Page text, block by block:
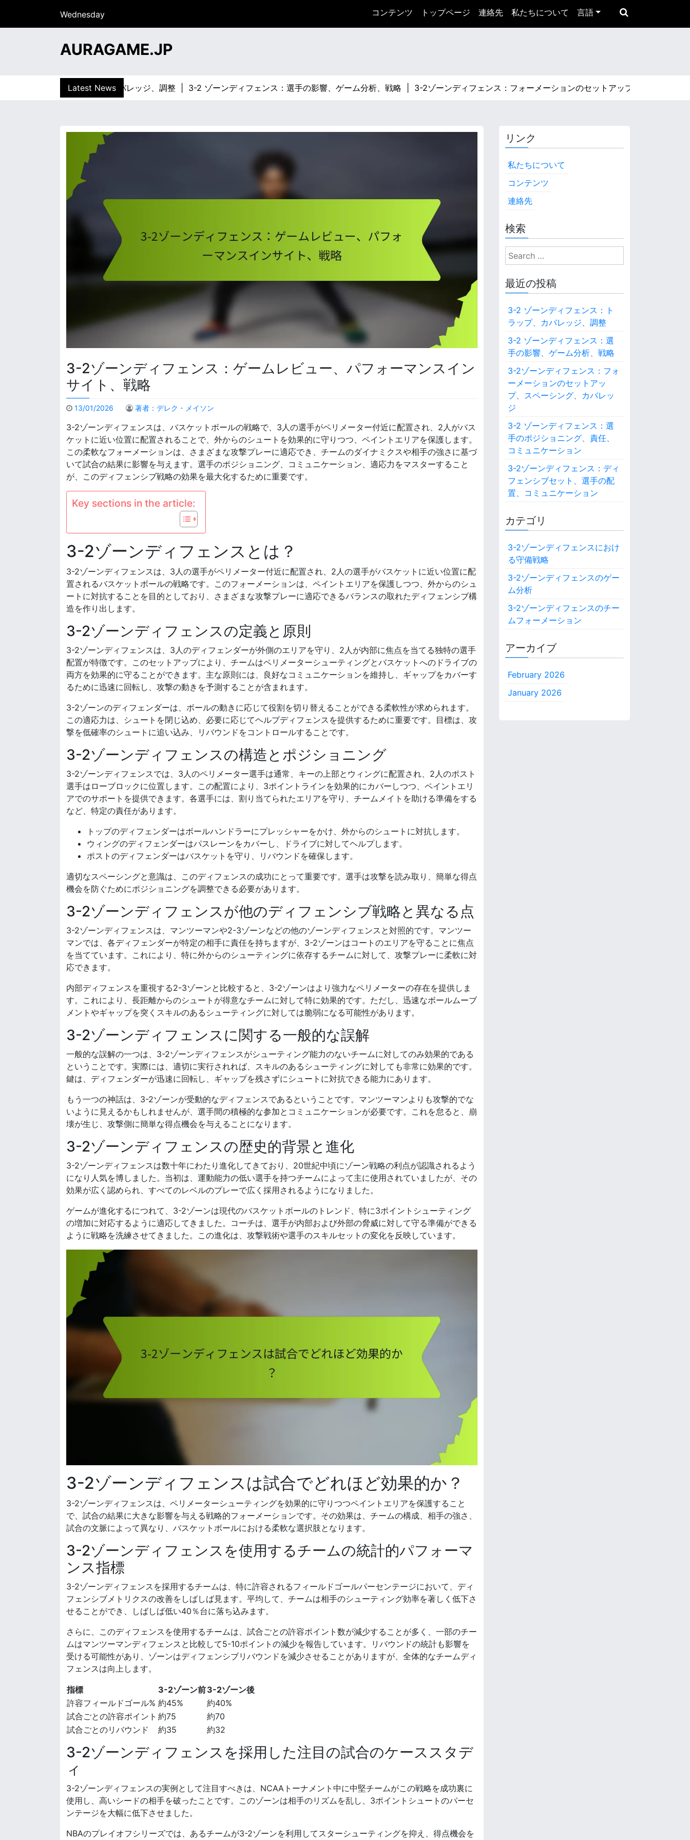
i
Wednesday
15/07/2026
コンテンツ トップページ 連絡先 私たちについて 言語
AURAGAME.JP
Latest News
フェンス：トラップ、カバレッジ、調整 |3-2 ゾーンディフェンス：選手の影響、ゲーム分析、戦略 |3-2ゾーンディフェンス：フォーメーションのセットアップ、スペーシング、
3-2ゾーンディフェンス：ゲームレビュー、パフォーマンスイン
サイト、戦略
13/01/2026 著者：デレク・メイソン
3-2ゾーンディフェンスは、バスケットボールの戦略で、3人の選手がペリメーター付近に配置され、2人がバス
ケットに近い位置に配置されることで、外からのシュートを効果的に守りつつ、ペイントエリアを保護します。
この柔軟なフォーメーションは、さまざまな攻撃プレーに適応でき、チームのダイナミクスや相手の強さに基づ
いて試合の結果に影響を与えます。選手のポジショニング、コミュニケーション、適応力をマスターすること
が、このディフェンシブ戦略の効果を最大化するために重要です。
Key sections in the article:
3-2ゾーンディフェンスとは？
3-2ゾーンディフェンスは、3人の選手がペリメーター付近に配置され、2人の選手がバスケットに近い位置に配
置されるバスケットボールの戦略です。このフォーメーションは、ペイントエリアを保護しつつ、外からのシュ
ートに対抗することを目的としており、さまざまな攻撃プレーに適応できるバランスの取れたディフェンシブ構
造を作り出します。
3-2ゾーンディフェンスの定義と原則
3-2ゾーンディフェンスは、3人のディフェンダーが外側のエリアを守り、2人が内部に焦点を当てる独特の選手
配置が特徴です。このセットアップにより、チームはペリメーターシューティングとバスケットへのドライブの
両方を効果的に守ることができます。主な原則には、良好なコミュニケーションを維持し、ギャップをカバーす
るために迅速に回転し、攻撃の動きを予測することが含まれます。
3-2ゾーンのディフェンダーは、ボールの動きに応じて役割を切り替えることができる柔軟性が求められます。
この適応力は、シュートを閉じ込め、必要に応じてヘルプディフェンスを提供するために重要です。目標は、攻
撃を低確率のシュートに追い込み、リバウンドをコントロールすることです。
3-2ゾーンディフェンスの構造とポジショニング
3-2ゾーンディフェンスでは、3人のペリメーター選手は通常、キーの上部とウィングに配置され、2人のポスト
選手はローブロックに位置します。この配置により、3ポイントラインを効果的にカバーしつつ、ペイントエリ
アでのサポートを提供できます。各選手には、割り当てられたエリアを守り、チームメイトを助ける準備をする
など、特定の責任があります。
トップのディフェンダーはボールハンドラーにプレッシャーをかけ、外からのシュートに対抗します。
ウィングのディフェンダーはパスレーンをカバーし、ドライブに対してヘルプします。
ポストのディフェンダーはバスケットを守り、リバウンドを確保します。
適切なスペーシングと意識は、このディフェンスの成功にとって重要です。選手は攻撃を読み取り、簡単な得点
機会を防ぐためにポジショニングを調整できる必要があります。
3-2ゾーンディフェンスが他のディフェンシブ戦略と異なる点
3-2ゾーンディフェンスは、マンツーマンや2-3ゾーンなどの他のゾーンディフェンスと対照的です。マンツー
マンでは、各ディフェンダーが特定の相手に責任を持ちますが、3-2ゾーンはコートのエリアを守ることに焦点
を当てています。これにより、特に外からのシューティングに依存するチームに対して、攻撃プレーに柔軟に対
応できます。
内部ディフェンスを重視する2-3ゾーンと比較すると、3-2ゾーンはより強力なペリメーターの存在を提供しま
す。これにより、長距離からのシュートが得意なチームに対して特に効果的です。ただし、迅速なボールムーブ
メントやギャップを突くスキルのあるシューティングに対しては脆弱になる可能性があります。
3-2ゾーンディフェンスに関する一般的な誤解
一般的な誤解の一つは、3-2ゾーンディフェンスがシューティング能力のないチームに対してのみ効果的である
ということです。実際には、適切に実行されれば、スキルのあるシューティングに対しても非常に効果的です。
鍵は、ディフェンダーが迅速に回転し、ギャップを残さずにシュートに対抗できる能力にあります。
もう一つの神話は、3-2ゾーンが受動的なディフェンスであるということです。マンツーマンよりも攻撃的でな
いように見えるかもしれませんが、選手間の積極的な参加とコミュニケーションが必要です。これを怠ると、崩
壊が生じ、攻撃側に簡単な得点機会を与えることになります。
3-2ゾーンディフェンスの歴史的背景と進化
3-2ゾーンディフェンスは数十年にわたり進化してきており、20世紀中頃にゾーン戦略の利点が認識されるよう
になり人気を博しました。当初は、運動能力の低い選手を持つチームによって主に使用されていましたが、その
効果が広く認められ、すべてのレベルのプレーで広く採用されるようになりました。
ゲームが進化するにつれて、3-2ゾーンは現代のバスケットボールのトレンド、特に3ポイントシューティング
の増加に対応するように適応してきました。コーチは、選手が内部および外部の脅威に対して守る準備ができる
ように戦略を洗練させてきました。この進化は、攻撃戦術や選手のスキルセットの変化を反映しています。
3-2ゾーンディフェンスは試合でどれほど効果的か？
3-2ゾーンディフェンスは、ペリメーターシューティングを効果的に守りつつペイントエリアを保護すること
で、試合の結果に大きな影響を与える戦略的フォーメーションです。その効果は、チームの構成、相手の強さ、
試合の文脈によって異なり、バスケットボールにおける柔軟な選択肢となります。
3-2ゾーンディフェンスを使用するチームの統計的パフォーマ
ンス指標
3-2ゾーンディフェンスを採用するチームは、特に許容されるフィールドゴールパーセンテージにおいて、ディ
フェンシブメトリクスの改善をしばしば見ます。平均して、チームは相手のシューティング効率を著しく低下さ
せることができ、しばしば低い40％台に落ち込みます。
さらに、このディフェンスを使用するチームは、試合ごとの許容ポイント数が減少することが多く、一部のチー
ムはマンツーマンディフェンスと比較して5-10ポイントの減少を報告しています。リバウンドの統計も影響を
受ける可能性があり、ゾーンはディフェンシブリバウンドを減少させることがありますが、全体的なチームディ
フェンスは向上します。
指標 3-2ゾーン前3-2ゾーン後
許容フィールドゴール% 約45%
約40%
試合ごとの許容ポイント 約75
約70
試合ごとのリバウンド
約35 約32
3-2ゾーンディフェンスを採用した注目の試合のケーススタデ
ィ
3-2ゾーンディフェンスの実例として注目すべきは、NCAAトーナメント中に中堅チームがこの戦略を成功裏に
使用し、高いシードの相手を破ったことです。このゾーンは相手のリズムを乱し、3ポイントシュートのパーセ
ンテージを大幅に低下させました。
NBAのプレイオフシリーズでは、あるチームが3-2ゾーンを利用してスターシューティングを抑え、得点機会を
リンク
私たちについて
コンテンツ
連絡先
検索
S
e
a
r
h
o
最近の投稿
3-2 ゾーンディフェンス：ト
ラップ、カバレッジ、調整
3-2 ゾーンディフェンス：選
手の影響、ゲーム分析、戦略
3-2ゾーンディフェンス：フォ
ーメーションのセットアッ
プ、スペーシング、カバレッ
ジ
3-2 ゾーンディフェンス：選
手のポジショニング、責任、
コミュニケーション
3-2ゾーンディフェンス：ディ
フェンシブセット、選手の配
置、コミュニケーション
カテゴリ
3-2ゾーンディフェンスにおけ
る守備戦略
3-2ゾーンディフェンスのゲー
ム分析
3-2ゾーンディフェンスのチー
ムフォーメーション
アーカイブ
February 2026
January 2026